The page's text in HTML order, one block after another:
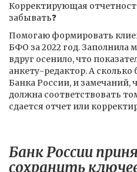
Корректирующая
забывать❓
Помогаю формировать
БФО за 2022 год.
вдруг осенило, что
анкету-редактор. А
Банка России, и замечаний,
должна соответствовать
сдается отчет или
Банк России
сохранить